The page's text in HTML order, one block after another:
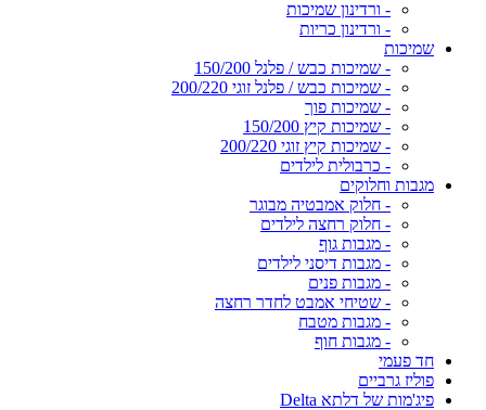
- ורדינון שמיכות
- ורדינון כריות
שמיכות
- שמיכות כבש / פלנל 150/200
- שמיכות כבש / פלנל זוגי 200/220
- שמיכות פוך
- שמיכות קיץ 150/200
- שמיכות קיץ זוגי 200/220
- כרבולית לילדים
מגבות וחלוקים
- חלוק אמבטיה מבוגר
- חלוק רחצה לילדים
- מגבות גוף
- מגבות דיסני לילדים
- מגבות פנים
- שטיחי אמבט לחדר רחצה
- מגבות מטבח
- מגבות חוף
חד פעמי
פוליז גרביים
פיג'מות של דלתא Delta